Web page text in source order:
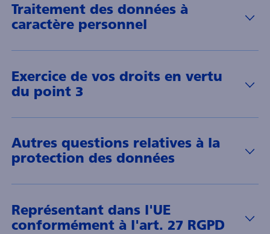
Traitement des données à
caractère personnel
Exercice de vos droits en vertu
du point 3
Autres questions relatives à la
protection des données
Représentant dans l'UE
conformément à l'art. 27 RGPD